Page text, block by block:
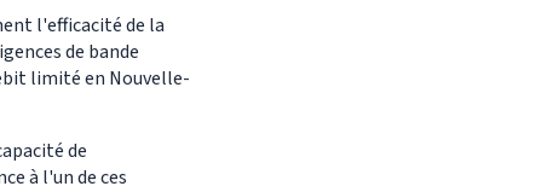
l'efficacité de la
de bande
limité en Nouvelle-
de
à l'un de ces